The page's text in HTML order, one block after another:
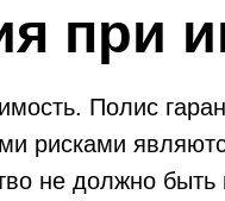
при
Полис
рисками
не должно